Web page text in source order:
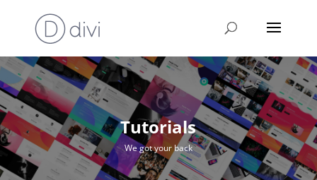
Tutorials
We got your back